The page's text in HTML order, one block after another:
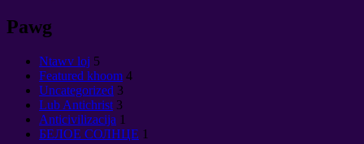
Pawg
Ntawv loj 5
Featured khoom 4
Uncategorized 3
Lub Antichrist 3
Anticivilizacija 1
БЕЛОЕ СОЛНЦЕ 1